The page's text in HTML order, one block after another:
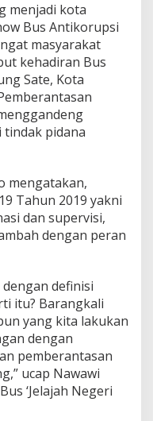
menjadi kota
Bus Antikorupsi
masyarakat
kehadiran Bus
Sate, Kota
tindak pidana
mengatakan,
Tahun 2019 yakni
dan supervisi,
dengan peran
definisi
itu? Barangkali
yang kita lakukan
dengan
pemberantasan
ucap Nawawi
‘Jelajah Negeri